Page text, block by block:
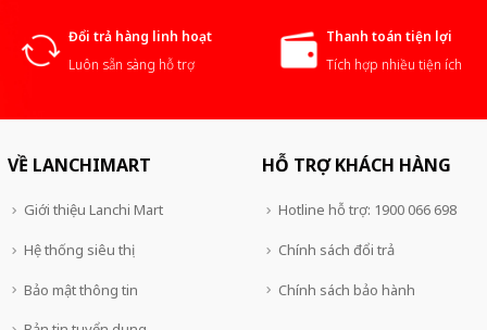
Đổi trả hàng linh hoạt
Luôn sẵn sàng hỗ trợ
Thanh toán tiện lợi
Tích hợp nhiều tiện ích
VỀ LANCHIMART
Giới thiệu Lanchi Mart
Hệ thống siêu thị
Bảo mật thông tin
HỖ TRỢ KHÁCH HÀNG
Hotline hỗ trợ: 1900 066 698
Chính sách đổi trả
Chính sách bảo hành